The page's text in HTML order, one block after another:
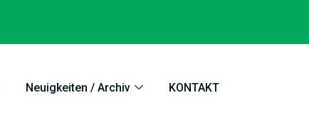
Neuigkeiten / Archiv
KONTAKT